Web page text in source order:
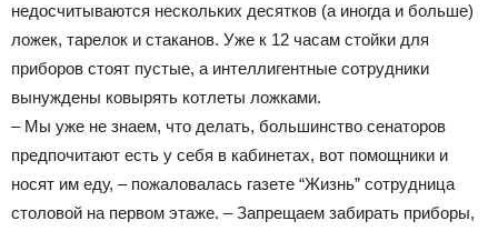
недосчитываются нескольких десятков (а иногда и больше)
ложек, тарелок и стаканов. Уже к 12 часам стойки для
приборов стоят пустые, а интеллигентные сотрудники
вынуждены ковырять котлеты ложками.
– Мы уже не знаем, что делать, большинство сенаторов
предпочитают есть у себя в кабинетах, вот помощники и
носят им еду, – пожаловалась газете “Жизнь” сотрудница
столовой на первом этаже. – Запрещаем забирать приборы,